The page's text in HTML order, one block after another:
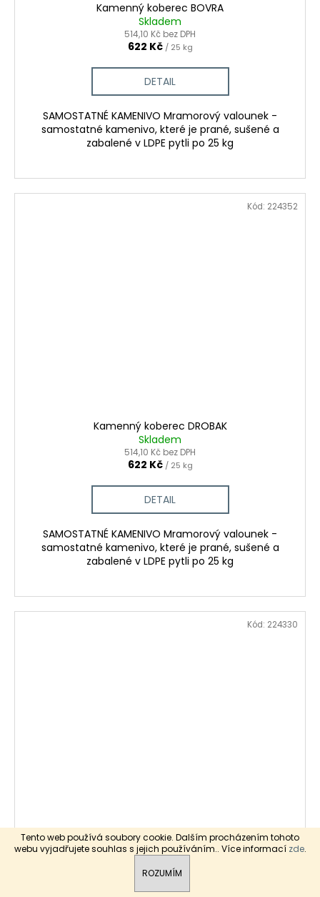
Tento web používá soubory cookie. Dalším procházením tohoto
webu vyjadřujete souhlas s jejich používáním.. Více informací zde.
ROZUMÍM
Kamenný koberec BOVRA
Skladem
514,10 Kč bez DPH
622 Kč / 25 kg
DETAIL
SAMOSTATNÉ KAMENIVO Mramorový valounek -
samostatné kamenivo, které je prané, sušené a
zabalené v LDPE pytli po 25 kg
Kamenný koberec DROBAK
Skladem
514,10 Kč bez DPH
622 Kč / 25 kg
DETAIL
SAMOSTATNÉ KAMENIVO Mramorový valounek -
samostatné kamenivo, které je prané, sušené a
zabalené v LDPE pytli po 25 kg
Kód: 224352
Kamenný koberec FAGERNES
Skladem
514,10 Kč bez DPH
Kód: 224330